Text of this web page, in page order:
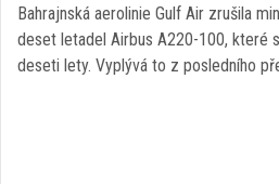
Bahrajnská aerolinie Gulf Air zrušila
deset letadel Airbus A220-100, které
deseti lety. Vyplývá to z posledního